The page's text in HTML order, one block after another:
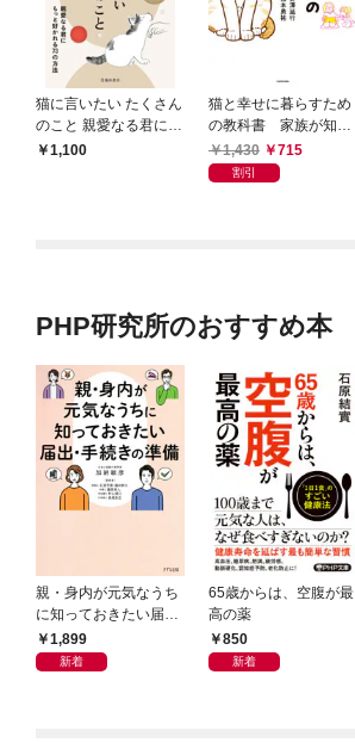
猫に言いたい たくさん
のこと 親愛なる君にも
っと好かれる73の方法
1,100
猫と幸せに暮らすため
の教科書 家族が知っ
ておきたい猫のメンタ
ル＆ヘルスケア
1,430 715
割引
PHP研究所のおすすめ本
親・身内が元気なうち
に知っておきたい届
出・手続きの準備（き
ずな出版）
1,899
新着
65歳からは、空腹が最
高の薬
850
新着